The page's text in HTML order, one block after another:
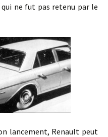
ne fut pas retenu par le
Renault peut